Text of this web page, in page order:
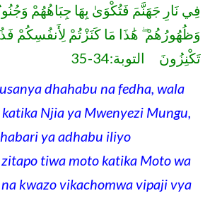
فِي نَارِ جَهَنَّمَ فَتُكْوَىٰ بِهَا جِبَاهُهُمْ
وَظُهُورُهُمْ ۖ هَٰذَا مَا كَنَزْتُمْ لِأَنفُسِكُمْ
تَكْنِزُونَ التوبة:34-35
dhahabu na fedha, wala
Njia ya Mwenyezi Mungu,
ya adhabu iliyo
tiwa moto katika Moto wa
kwazo vikachomwa vipaji vya